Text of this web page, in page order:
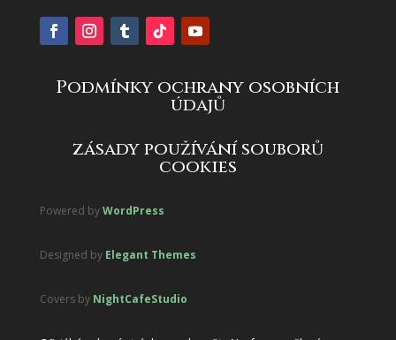
Podmínky ochrany osobních
údajů
zásady používání souborů
cookies
Powered byWordPress
Designed by Elegant Themes
Covers by NightCafeStudio